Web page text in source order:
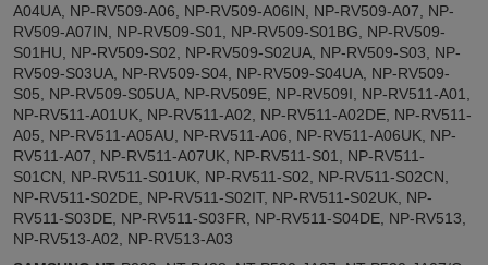
A04UA, NP-RV509-A06, NP-RV509-A06IN, NP-RV509-A07, NP-
RV509-A07IN, NP-RV509-S01, NP-RV509-S01BG, NP-RV509-
S01HU, NP-RV509-S02, NP-RV509-S02UA, NP-RV509-S03, NP-
RV509-S03UA, NP-RV509-S04, NP-RV509-S04UA, NP-RV509-
S05, NP-RV509-S05UA, NP-RV509E, NP-RV509I, NP-RV511-A01,
NP-RV511-A01UK, NP-RV511-A02, NP-RV511-A02DE, NP-RV511-
A05, NP-RV511-A05AU, NP-RV511-A06, NP-RV511-A06UK, NP-
RV511-A07, NP-RV511-A07UK, NP-RV511-S01, NP-RV511-
S01CN, NP-RV511-S01UK, NP-RV511-S02, NP-RV511-S02CN,
NP-RV511-S02DE, NP-RV511-S02IT, NP-RV511-S02UK, NP-
RV511-S03DE, NP-RV511-S03FR, NP-RV511-S04DE, NP-RV513,
NP-RV513-A02, NP-RV513-A03